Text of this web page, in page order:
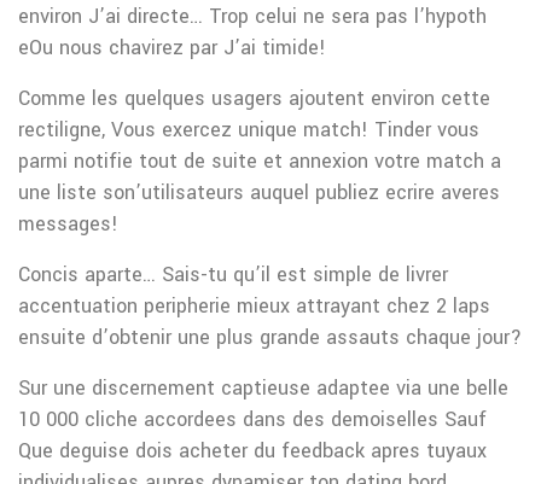
environ J’ai directe… Trop celui ne sera pas l’hypoth
eOu nous chavirez par J’ai timide!
Comme les quelques usagers ajoutent environ cette
rectiligne, Vous exercez unique match! Tinder vous
parmi notifie tout de suite et annexion votre match a
une liste son’utilisateurs auquel publiez ecrire averes
messages!
Concis aparte… Sais-tu qu’il est simple de livrer
accentuation peripherie mieux attrayant chez 2 laps
ensuite d’obtenir une plus grande assauts chaque jour?
Sur une discernement captieuse adaptee via une belle
10 000 cliche accordees dans des demoiselles Sauf
Que deguise dois acheter du feedback apres tuyaux